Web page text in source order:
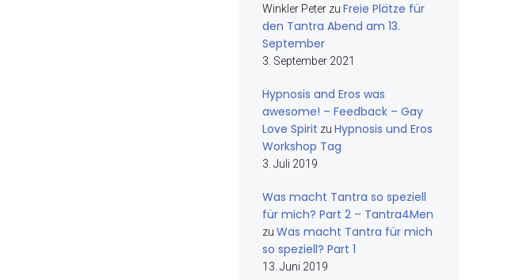
Winkler Peter zu Freie Plätze für
den Tantra Abend am 13.
September
3. September 2021
Hypnosis and Eros was
awesome! – Feedback – Gay
Love Spirit zu Hypnosis und Eros
Workshop Tag
3. Juli 2019
Was macht Tantra so speziell
für mich? Part 2 – Tantra4Men
zu Was macht Tantra für mich
so speziell? Part 1
13. Juni 2019